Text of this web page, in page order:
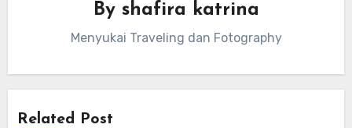
By shafira katrina
Menyukai Traveling dan Fotography
Related Post